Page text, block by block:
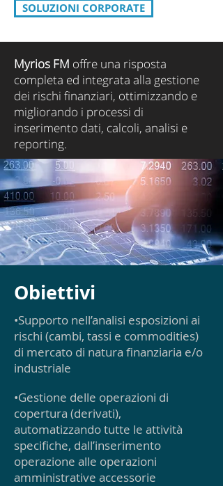
SOLUZIONI CORPORATE
Myrios FM offre una risposta
completa ed integrata alla gestione
dei rischi finanziari, ottimizzando e
migliorando i processi di
inserimento dati, calcoli, analisi e
reporting.
Obiettivi
•Supporto nell’analisi esposizioni ai
rischi (cambi, tassi e commodities)
di mercato di natura finanziaria e/o
industriale
•Gestione delle operazioni di
copertura (derivati),
automatizzando tutte le attività
specifiche, dall’inserimento
operazione alle operazioni
amministrative accessorie